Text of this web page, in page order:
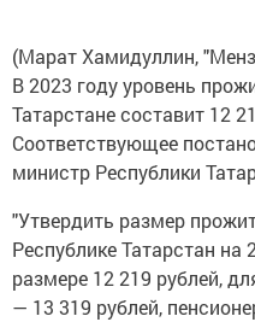
(Марат Хамидуллин,
В 2023 году уровень
Татарстане составит 12
Соответствующее
министр Республики
"Утвердить размер
Республике Татарстан на
размере 12 219 рублей,
— 13 319 рублей,